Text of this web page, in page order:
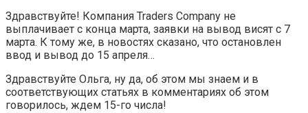
Здравствуйте! Компания Traders Company не
выплачивает с конца марта, заявки на вывод висят с 7
марта. К тому же, в новостях сказано, что остановлен
ввод и вывод до 15 апреля…
Здравствуйте Ольга, ну да, об этом мы знаем и в
соответствующих статьях в комментариях об этом
говорилось, ждем 15-го числа!